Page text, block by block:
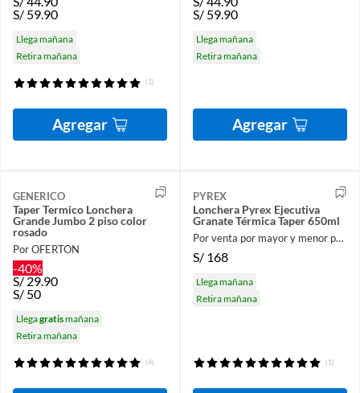
S/ 59.90
Llega mañana
Retira mañana
(1)
Agregar
S/ 59.90
Llega mañana
Retira mañana
Agregar
GENERICO
Taper Termico Lonchera
Grande Jumbo 2 piso color
rosado
Por OFERTON
-40%
S/ 29.90
S/ 50
Llegagratismañana
Retira mañana
(4)
PYREX
Lonchera Pyrex Ejecutiva
Granate Térmica Taper 650ml
Por venta por mayor y menor para el hogar
S/ 168
Llega mañana
Retira mañana
(1)